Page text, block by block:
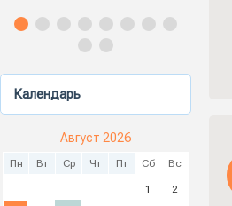
Календарь
Август 2026
Пн Вт Ср Чт Пт Сб Вс
1
2